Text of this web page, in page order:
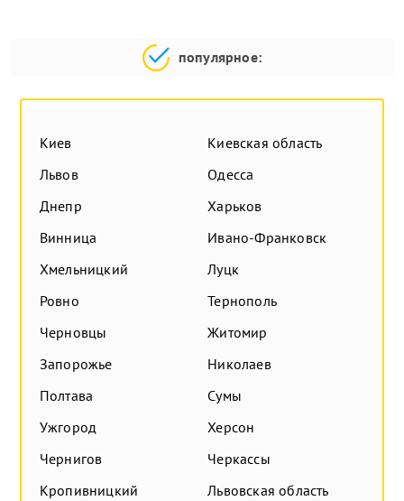
популярное:
Киев
Киевская область
Львов
Одесса
Днепр
Харьков
Винница
Ивано-Франковск
Хмельницкий
Луцк
Ровно
Тернополь
Черновцы
Житомир
Запорожье
Николаев
Полтава
Сумы
Ужгород
Херсон
Чернигов
Черкассы
Кропивницкий
Львовская область